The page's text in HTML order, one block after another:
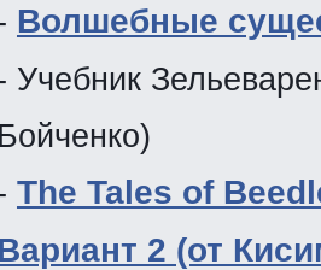
Волшебные
Учебник
Бойченко)
The Tales of
2 (от